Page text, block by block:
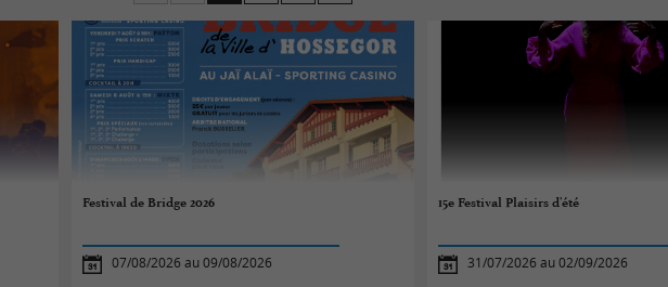
Festival de Bridge 2026
07/08/2026 au 09/08/2026
15e Festival Plaisirs d'été
31/07/2026 au 02/09/2026